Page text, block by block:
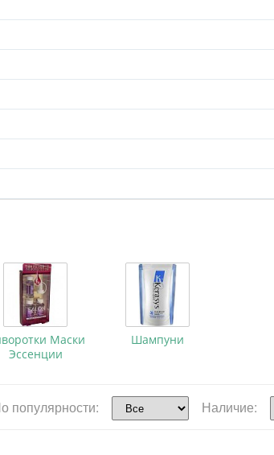
Маски
Эссенции
Шампуни
популярности: Наличие: